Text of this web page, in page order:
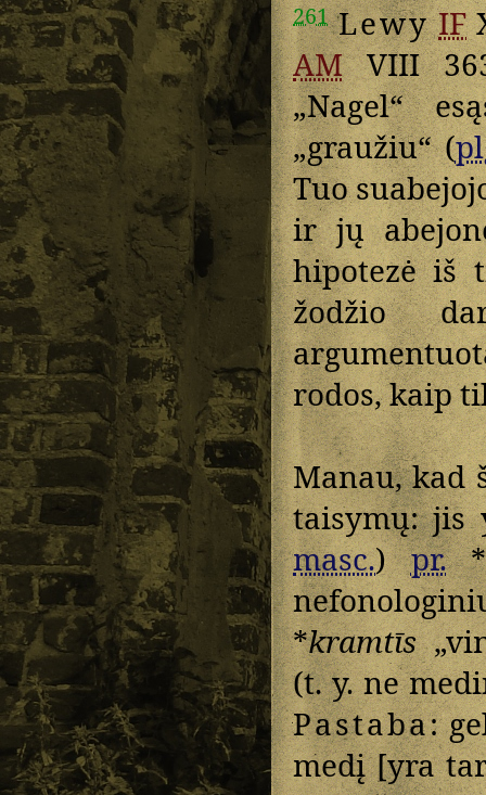
261 Lewy IF
AMVIII
„Nagel“
„graužiu“ (
Tuo
ir jų
hipotezė iš
žodžio
rodos, kaip
Manau, kad
taisymų: jis
masc.)pr.*
*kramtīs
(t. y. ne
Pastaba:
medį [yra